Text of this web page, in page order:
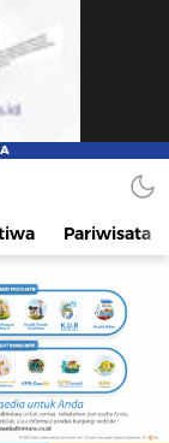
Pariwisata